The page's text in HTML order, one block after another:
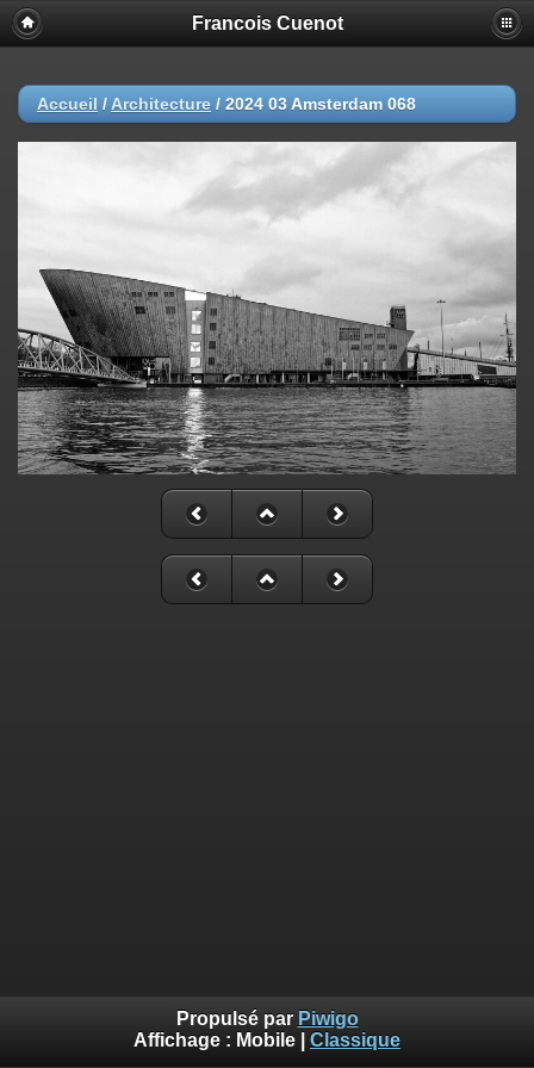
Francois Cuenot
Accueil / Architecture / 2024 03 Amsterdam 068
Propulsé par Piwigo
Affichage : Mobile Classique